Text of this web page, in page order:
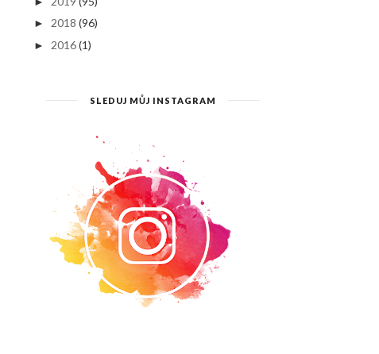
► 2018 (96)
► 2016 (1)
SLEDUJ MŮJ INSTAGRAM